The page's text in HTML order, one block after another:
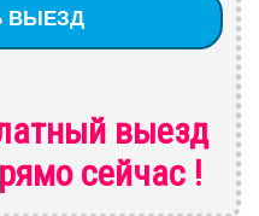
выезд
сейчас !